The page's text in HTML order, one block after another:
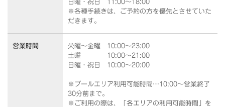
日曜・祝日 11:00～18:00
※各種手続きは、ご予約の方を優先とさせていた
だきます。
営業時間
火曜～金曜 10:00～23:00
土曜 10:00～21:00
日曜・祝日 10:00～20:00
※プールエリア利用可能時間…10:00～営業終了
30分前まで。
※ご利用の際は、「各エリアの利用可能時間」を